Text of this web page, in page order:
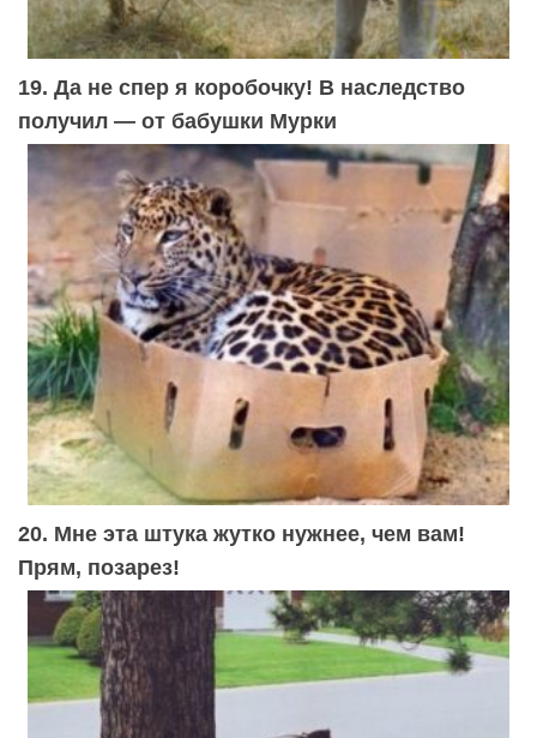
19. Да не спер я коробочку! В наследство
получил — от бабушки Мурки
20. Мне эта штука жутко нужнее, чем вам!
Прям, позарез!